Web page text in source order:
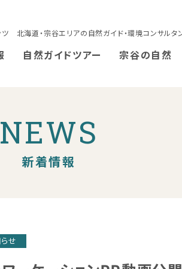
ツ 北海道・宗谷エリアの自然ガイド・環境コンサルタ
自然ガイドツアー 宗谷の自然
NEWS
新着情報
せ